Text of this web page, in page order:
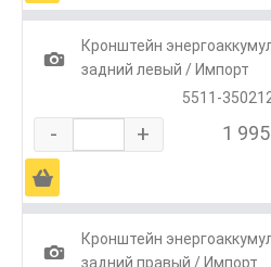
1
Кронштейн
задний левый / Импорт
5511-
- + 1
Ä
1
Кронштейн
задний правый / Импорт